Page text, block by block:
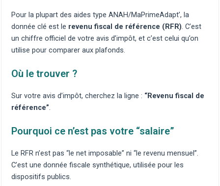
Pour la plupart des aides type ANAH/MaPrimeAdapt’, la
donnée clé est le revenu fiscal de référence (RFR) . C’est
un chiffre officiel de votre avis d’impôt, et c’est celui qu’on
utilise pour comparer aux plafonds.
Où le trouver ?
Sur votre avis d’impôt, cherchez la ligne : “Revenu fiscal de
référence”.
Pourquoi ce n’est pas votre “salaire”
Le RFR n’est pas “le net imposable” ni “le revenu mensuel”.
C’est une donnée fiscale synthétique, utilisée pour les
dispositifs publics.